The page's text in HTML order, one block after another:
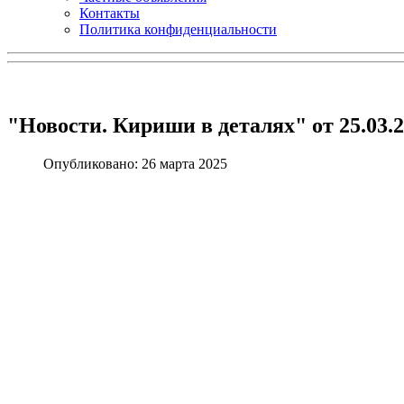
Контакты
Политика конфиденциальности
"Новости. Кириши в деталях" от
Опубликовано: 26 марта 2025